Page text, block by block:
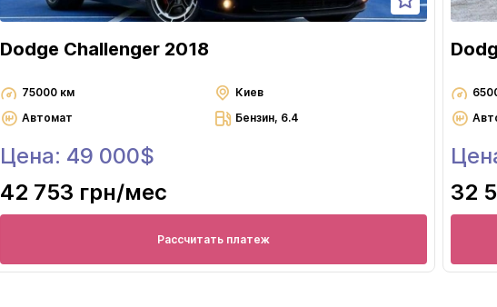
Dodge Challenger 2018
75000 км
Киев
Автомат
Бензин, 6.4
Цена: 49 000$
42 753 грн/мес
Рассчитать платеж
32